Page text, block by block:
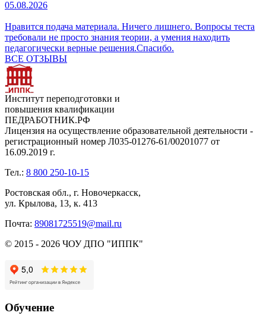
05.08.2026
Нравится подача материала. Ничего лишнего. Вопросы теста
требовали не просто знания теории, а умения находить
педагогически верные решения.Спасибо.
ВСЕ ОТЗЫВЫ
Институт переподготовки и
повышения квалификации
ПЕДРАБОТНИК.РФ
Лицензия на осуществление образовательной деятельности -
регистрационный номер Л035-01276-61/00201077 от
16.09.2019 г.
Тел.: 8 800 250-10-15
Ростовская обл., г. Новочеркасск,
ул. Крылова, 13, к. 413
Почта: 89081725519@mail.ru
© 2015 - 2026 ЧОУ ДПО "ИППК"
Обучение